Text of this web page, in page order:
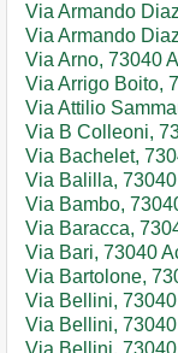
Via Armando
Via Armando
Via Arno, 73040
Via Arrigo Boito,
Via Attilio
Via B Colleoni,
Via Bachelet,
Via Balilla,
Via Bambo,
Via Baracca,
Via Bari, 73040
Via Bartolone,
Via Bellini,
Via Bellini,
Via Bellini,